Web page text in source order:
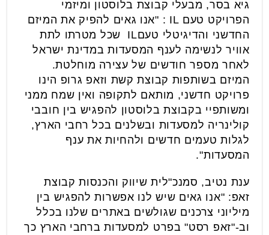
גיא בסר, מבעלי קבוצת בלוסטון ומיזמי
הפרויקט טעם IL : "אנו גאים להפיק את המיזם
החדשני והדיגיטלי טעםIL שכל מטרתו לתת
אוויר לנשימה לענף המסעדות במדינת ישראל
לאחר מספר חודשים של עצירה מוחלטת.
המיזם בשותפות קבוצת קשת וזאפ גרופ הינו
פרויקט חדשני, מותאם לתקופה ואין שמח ממני
ומשותפיי בקבוצת בלוסטון להפגיש בין חובבי
קולינריה למסעדות ובשלנים בכל רחבי הארץ,
לגלות טעמים חדשים ולהחיות את ענף
המסעדות".
ענת נטיב, סמנכ"לית שיווק והכנסות קבוצת
זאפ: "אנו גאים שיש לנו אפשרות להפגיש בין
מיליוני צרכנים שגולשים באתרים שלנו בכלל
וב-"זאפ רסט" בפרט למסעדות ברחבי הארץ כך